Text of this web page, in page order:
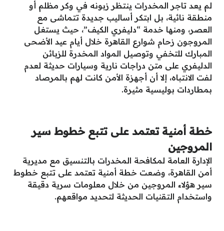
لم يعد تاجر المخدرات ينتظر زبونه في وكر مظلم أو
منطقة نائية، بل ابتكر أساليب جديدة تتماشى مع
العصر، ومنها خدمة “دليفري الكيف”، حيث يستغل
المروجون زحام شوارع القاهرة خلال أيام عيد الأضحى
المبارك للتخفي وتوصيل المواد المخدرة للزبائن
الدليفري على متن دراجات نارية وسيارات حديثة لعدم
لفت الانتباه، إلا أن أجهزة الأمن كانت لهم بالمرصاد
بمطاردات بوليسية مثيرة.
خطة أمنية تعتمد على تتبع خطوط سير
المروجين
الإدارة العامة لمكافحة المخدرات بالتنسيق مع مديرية
أمن القاهرة، وضعت خطة أمنية تعتمد على تتبع خطوط
سير هؤلاء المروجين من خلال معلومات سرية دقيقة
واستخدام التقنيات الحديثة لتحديد مواقعهم.